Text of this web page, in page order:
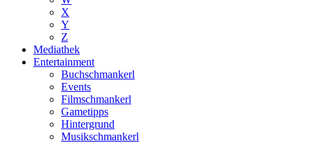
X
Y
Z
Mediathek
Entertainment
Buchschmankerl
Events
Filmschmankerl
Gametipps
Hintergrund
Musikschmankerl